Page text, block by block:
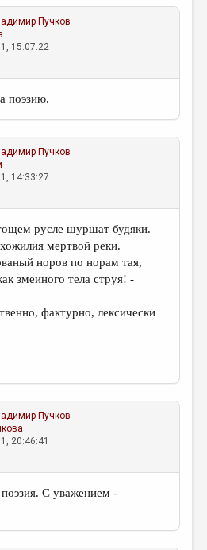
Пучков
15:07:22
поэзию.
Пучков
14:33:27
русле шуршат будяки.
мертвой реки.
норов по норам тая,
змеиного тела струя! -
фактурно, лексически
Пучков
20:46:41
С уважением -